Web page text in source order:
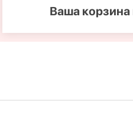
Ваша корзина